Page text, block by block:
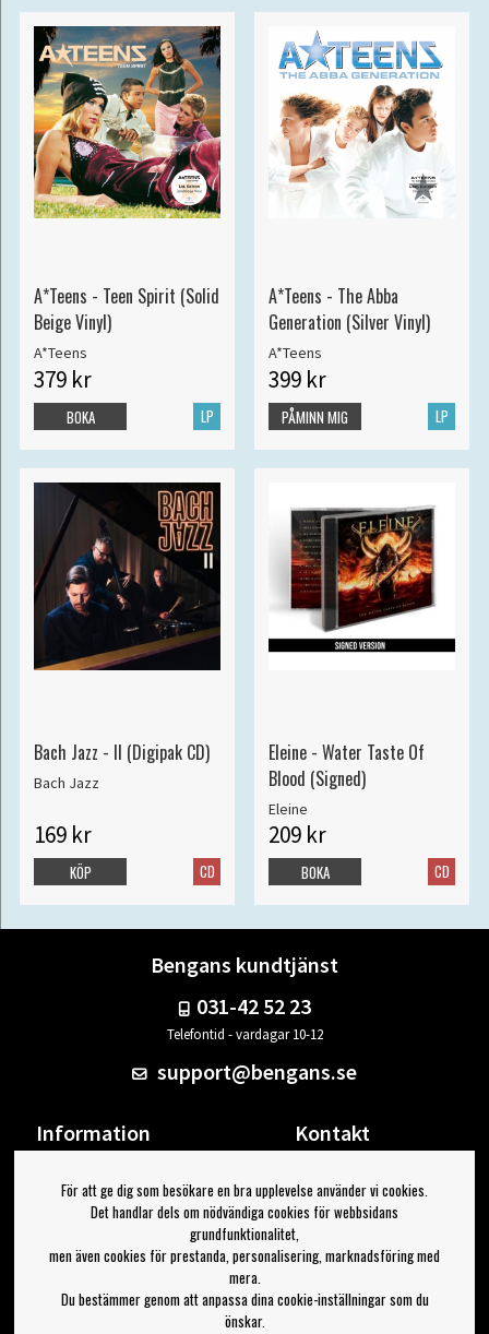
A*Teens - Teen Spirit (Solid
Beige Vinyl)
A*Teens
379 kr
LP
BOKA
A*Teens - The Abba
Generation (Silver Vinyl)
A*Teens
399 kr
LP
PÅMINN MIG
Bach Jazz - II (Digipak CD)
Bach Jazz
169 kr
CD
KÖP
Eleine - Water Taste Of
Blood (Signed)
Eleine
209 kr
CD
BOKA
Bengans kundtjänst
031-42 52 23
Telefontid - vardagar 10-12
support@bengans.se
Information
Om Bengans
FAQ / Köp- & Leveransvillkor
Kontakt
Din sida
Logga ut
Jag vill ha tips från Bengans
För att ge dig som besökare en bra upplevelse använder vi cookies.
Det handlar dels om nödvändiga cookies för webbsidans
grundfunktionalitet,
men även cookies för prestanda, personalisering, marknadsföring med
mera.
Du bestämmer genom att anpassa dina cookie-inställningar som du
önskar.